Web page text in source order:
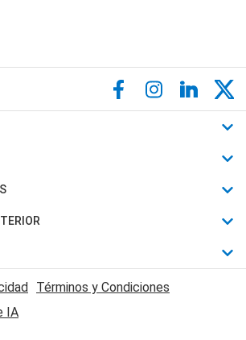
Términos y Condiciones
IA